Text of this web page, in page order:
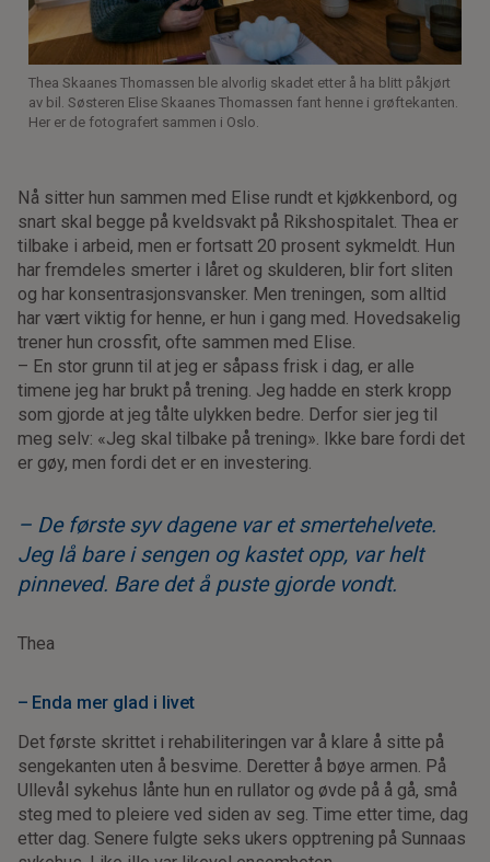
Thea Skaanes Thomassen ble alvorlig skadet etter å ha blitt påkjørt
av bil. Søsteren Elise Skaanes Thomassen fant henne i grøftekanten.
Her er de fotografert sammen i Oslo.
Nå sitter hun sammen med Elise rundt et kjøkkenbord, og
snart skal begge på kveldsvakt på Rikshospitalet. Thea er
tilbake i arbeid, men er fortsatt 20 prosent sykmeldt. Hun
har fremdeles smerter i låret og skulderen, blir fort sliten
og har konsentrasjonsvansker. Men treningen, som alltid
har vært viktig for henne, er hun i gang med. Hovedsakelig
trener hun crossfit, ofte sammen med Elise.
– En stor grunn til at jeg er såpass frisk i dag, er alle
timene jeg har brukt på trening. Jeg hadde en sterk kropp
som gjorde at jeg tålte ulykken bedre. Derfor sier jeg til
meg selv: «Jeg skal tilbake på trening». Ikke bare fordi det
er gøy, men fordi det er en investering.
– De første syv dagene var et smertehelvete.
Jeg lå bare i sengen og kastet opp, var helt
pinneved. Bare det å puste gjorde vondt.
Thea
– Enda mer glad i livet
Det første skrittet i rehabiliteringen var å klare å sitte på
sengekanten uten å besvime. Deretter å bøye armen. På
Ullevål sykehus lånte hun en rullator og øvde på å gå, små
steg med to pleiere ved siden av seg. Time etter time, dag
etter dag. Senere fulgte seks ukers opptrening på Sunnaas